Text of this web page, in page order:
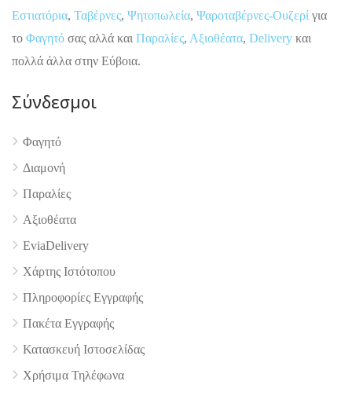
4.9
Εστιατόρια, Ταβέρνες, Ψητοπωλεία, Ψαροταβέρνες-Ουζερί για
το Φαγητό σας αλλά και Παραλίες, Αξιοθέατα, Delivery και
πολλά άλλα στην Εύβοια.
Σύνδεσμοι
Φαγητό
Διαμονή
Παραλίες
Αξιοθέατα
EviaDelivery
Χάρτης Ιστότοπου
Πληροφορίες Εγγραφής
Πακέτα Εγγραφής
Κατασκευή Ιστοσελίδας
Χρήσιμα Τηλέφωνα